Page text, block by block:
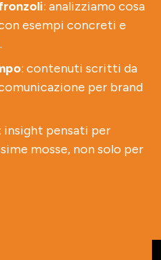
: analizziamo cosa
esempi concreti e
: contenuti scritti da
per brand
insight pensati per
mosse, non solo per